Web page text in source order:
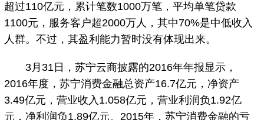
超过110亿元，累计笔数1000万笔，平均单笔贷款
1100元，服务客户超2000万人，其中70%是中低收入
人群。不过，其盈利能力暂时没有体现出来。
3月31日，苏宁云商披露的2016年年报显示，
2016年度，苏宁消费金融总资产16.7亿元，净资产
3.49亿元，营业收入1.058亿元，营业利润负1.92亿
元，净利润负1.89亿元。2015年，苏宁消费金融的亏